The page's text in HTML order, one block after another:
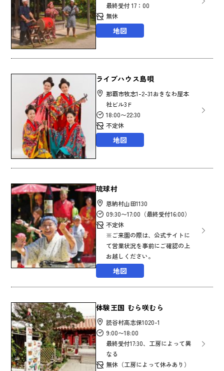
最終受付 17：00
無休
地図
ライブハウス島唄
那覇市牧志1-2-31おきなわ屋本
社ビル3Ｆ
18:00〜22:30
不定休
地図
琉球村
恩納村山田1130
09:30〜17:00⁡⁡⁡⁡⁡⁡⁡⁡⁡⁡⁡⁡⁡⁡⁡⁡⁡⁡⁡⁡⁡⁡⁡⁡⁡⁡⁡⁡⁡⁡⁡⁡⁡⁡⁡⁡⁡⁡⁡⁡⁡⁡⁡⁡⁡⁡⁡⁡⁡⁡⁡⁡⁡⁡⁡⁡⁡⁡⁡⁡⁡⁡⁡⁡⁡⁡⁡⁡⁡⁡⁡⁡⁡⁡⁡⁡（最終受付16:00）⁡⁡⁡⁡⁡⁡⁡⁡⁡⁡⁡⁡⁡⁡⁡⁡⁡⁡⁡⁡⁡⁡⁡⁡⁡⁡⁡⁡⁡⁡⁡⁡⁡⁡⁡⁡⁡⁡⁡⁡⁡⁡⁡⁡⁡⁡⁡⁡⁡⁡⁡⁡⁡⁡⁡⁡⁡⁡⁡⁡⁡⁡⁡⁡⁡⁡⁡⁡⁡⁡⁡⁡⁡⁡⁡⁡⁡⁡⁡⁡⁡⁡⁡⁡⁡⁡⁡⁡⁡⁡⁡⁡⁡⁡⁡⁡⁡⁡⁡⁡⁡⁡⁡⁡⁡⁡⁡⁡⁡⁡⁡⁡⁡⁡⁡⁡⁡⁡⁡⁡⁡⁡⁡⁡⁡⁡⁡⁡⁡⁡⁡⁡⁡⁡⁡⁡⁡⁡⁡⁡⁡⁡⁡⁡⁡⁡⁡⁡⁡⁡⁡⁡⁡⁡⁡⁡⁡⁡⁡⁡⁡⁡⁡⁡⁡⁡⁡⁡⁡⁡⁡⁡⁡⁡⁡⁡⁡⁡⁡⁡⁡⁡⁡⁡⁡⁡⁡⁡⁡⁡⁡⁡⁡⁡⁡⁡⁡⁡⁡⁡⁡⁡⁡⁡⁡⁡⁡⁡⁡⁡⁡⁡⁡⁡⁡⁡⁡⁡⁡⁡⁡⁡⁡⁡⁡⁡⁡⁡⁡⁡⁡⁡⁡⁡⁡⁡⁡⁡⁡⁡⁡⁡⁡⁡⁡⁡⁡⁡⁡⁡⁡⁡⁡⁡⁡⁡⁡⁡⁡⁡⁡⁡⁡⁡⁡⁡⁡⁡⁡⁡⁡⁡⁡⁡⁡⁡⁡⁡⁡⁡⁡⁡⁡⁡⁡⁡⁡⁡⁡⁡⁡⁡⁡⁡⁡⁡⁡⁡⁡⁡⁡⁡⁡⁡⁡⁡⁡⁡⁡⁡⁡⁡⁡⁡⁡⁡⁡⁡⁡⁡⁡⁡⁡⁡⁡⁡⁡⁡⁡⁡⁡⁡⁡⁡⁡⁡⁡⁡⁡⁡⁡⁡⁡⁡⁡⁡⁡⁡⁡⁡⁡⁡
不定休
※ご来園の際は、公式サイトに
て営業状況を事前にご確認の上
お越しください。
地図
体験王国 むら咲むら
読谷村高志保1020-1
9:00〜18:00
最終受付17:30、工房によって異
なる
無休（工房によって休みあり）